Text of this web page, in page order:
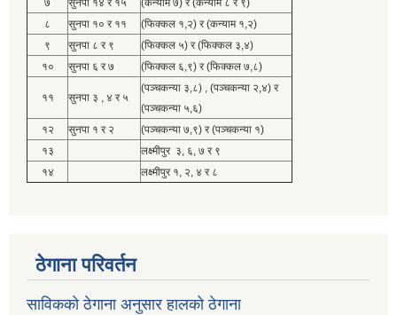
७ सुनपा १४ र १५
(कन्याम ७) र (कन्याम ८ र ९)
८
सुनपा १० र ११
(फिक्कल १,२) र (कन्याम १,२)
९
सुनपा ८ र ९
(फिक्कल ५) र (फिक्कल ३,४)
१०
सुनपा ६ र ७ (फिक्कल ६,९) र (फिक्कल ७,८)
११ सुनपा ३ , ४ र ५
(पञ्चकन्या ३,८) , (पञ्चकन्या २,४) र
(पञ्चकन्या ५,६)
१२
सुनपा १ र २
(पञ्चकन्या ७,९) र (पञ्चकन्या १)
१३
लक्ष्मीपुर ३, ६, ७ र ९
१४
लक्ष्मीपुर १, २, ४ र ८
ठेगाना परिवर्तन
साविकको ठेगाना अनुसार हालको ठेगाना